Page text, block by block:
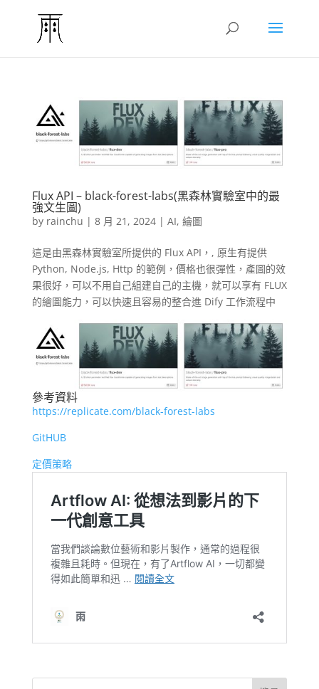
Flux API – black-forest-labs(黑森林實驗室中的最
強文生圖)
by rainchu | 8 月 21, 2024| AI, 繪圖
這是由黑森林實驗室所提供的 Flux API，, 原生有提供
Python, Node.js, Http 的範例，價格也很彈性，產圖的效
果很好，可以不用自己組建自己的主機，就可以享有 FLUX
的繪圖能力，可以快速且容易的整合進 Dify 工作流程中
參考資料
https://replicate.com/black-forest-labs
GitHUB
定價策略